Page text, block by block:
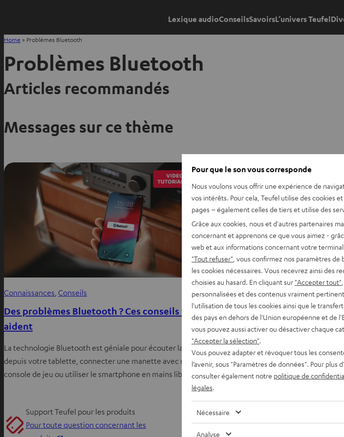
Lexique audioConseilsSavoirsL’univers Teufel
Home » Problèmes Bluetooth
Problèmes Bluetooth
Articles recommandés
Messages sur ce thème
Connaissances, Conseils
Des problèmes Bluetooth ? Ces conseils vous
aident
La technologie Bluetooth est géniale pour écouter la musique
depuis votre tablette, connecter une manette avec une
console de jeu ou utiliser le smartphone en mains libres…
Support Teufel pour les produits
Pour toute question concernant les
Contactez-nous
Pour que le son vous corresponde
Nous voulons vous offrir une expérience de
vos intérêts. Pour cela, Teufel utilise des cookies
pages – également celles de tiers et utilise des
Grâce aux cookies, nous et d'autres partenaires
concernant et apprenons ce que vous aimez -
web et aux informations concernant votre
"Tout refuser" , vous confirmez nos paramètres
les cookies nécessaires. Vous recevrez ainsi des
choisies au hasard. En cliquant sur "Accepter tout"
personnalisées et des contenus vraiment
l'utilisation de tous les cookies ainsi que le
des pays en dehors de l'Union européenne et de
vous pouvez aussi activer ou désactiver chaque
"Accepter la sélection".
Vous pouvez adapter et révoquer tous les
l’avenir, sous "Paramètres de données". Pour plus
consulter également notre politique de
légales.
Nécessaire
Analyse